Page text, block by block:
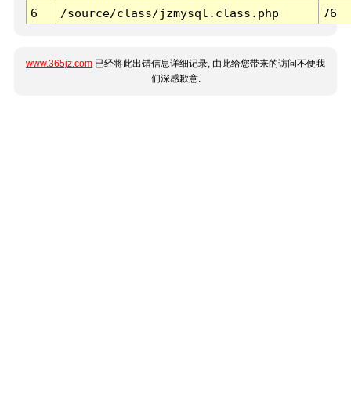
6
/source/class/jzmysql.class.php 76
www.365jz.com 已经将此出错信息详细记录, 由此给您带来的访问不便我
们深感歉意.